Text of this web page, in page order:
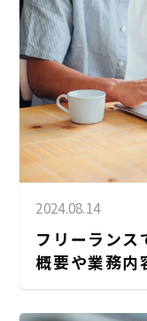
2024.08.14
フリーランス
概要や業務内